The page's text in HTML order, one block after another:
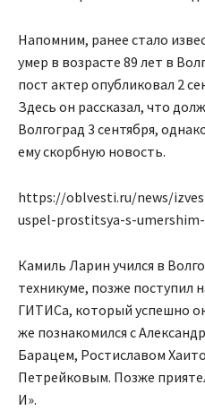
Напомним, ранее стало
умер в возрасте 89 лет в
пост актер опубликовал 2
Здесь он рассказал, что
Волгоград 3 сентября,
ему скорбную новость.
https://oblvesti.ru/news/
uspel-prostitsya-s-
Камиль Ларин учился в
техникуме, позже поступил
ГИТИСа, который успешно
же познакомился с
Барацем, Ростиславом
Петрейковым. Позже
И».